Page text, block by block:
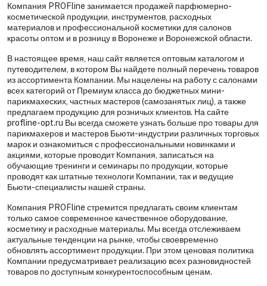
Компания PROFline занимается продажей парфюмерно-
косметической продукции, инструментов, расходных
материалов и профессиональной косметики для салонов
красоты оптом и в розницу в Воронеже и Воронежской области.
В настоящее время, наш сайт является оптовым каталогом и
путеводителем, в котором Вы найдете полный перечень товаров
из ассортимента Компании. Мы нацелены на работу с салонами
всех категорий от Премиум класса до бюджетных мини-
парикмахеских, частных мастеров (самозанятых лиц), а также
предлагаем продукцию для розничых клиентов. На сайте
profline-opt.ru Вы всегда сможете узнать больше про товары для
парикмахеров и мастеров Бьюти-индустрии различных торговых
марок и ознакомиться с профессиональными новинками и
акциями, которые проводит Компания, записаться на
обучающие тренинги и семинары по продукции, которые
проводят как штатные технологи Компании, так и ведущие
Бьюти-специалисты нашей страны.
Компания PROFline стремится предлагать своим клиентам
только самое современное качественное оборудование,
косметику и расходные материалы. Мы всегда отслеживаем
актуальные тенденции на рынке, чтобы своевременно
обновлять ассортимент продукции. При этом ценовая политика
Компании предусматривает реализацию всех разновидностей
товаров по доступным конкурентоспособным ценам.